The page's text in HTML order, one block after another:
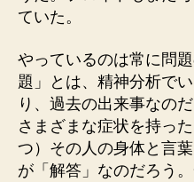
ていた。
やっているのは常に問
題」とは、精神分析で
り、過去の出来事なの
さまざまな症状を持っ
つ）その人の身体と言
が「解答」なのだろう